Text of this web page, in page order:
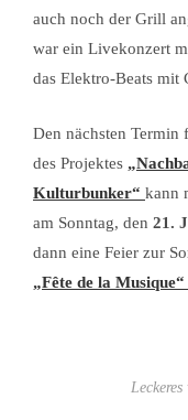
auch noch der Grill
war ein Livekonzert
das Elektro-Beats mit
Den nächsten Termin
des Projektes
Kulturbunker“ kann
am Sonntag, den 21.
dann eine Feier zur
„Fête de la Musique“